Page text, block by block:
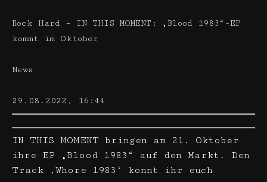
Rock Hard – IN THIS MOMENT: „Blood 1983“-EP
kommt im Oktober
News
29.08.2022, 16:44
IN THIS MOMENT bringen am 21. Oktober
ihre EP „Blood 1983“ auf den Markt. Den
Track ‚Whore 1983‘ könnt ihr euch